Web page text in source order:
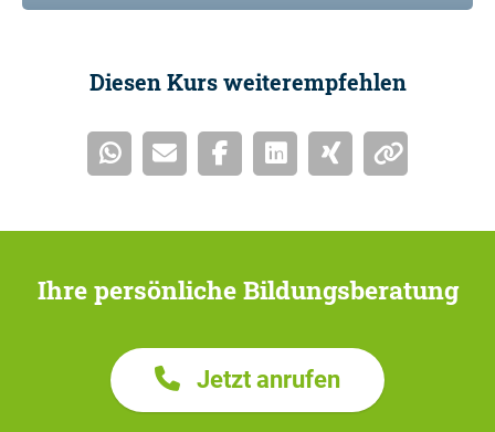
Diesen Kurs weiterempfehlen
Ihre persönliche Bildungsberatung
Jetzt anrufen